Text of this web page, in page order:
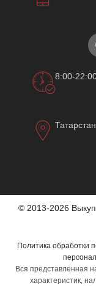
8:00-
© 2013-2026
Политика обработки
Вся представленная
характеристик,